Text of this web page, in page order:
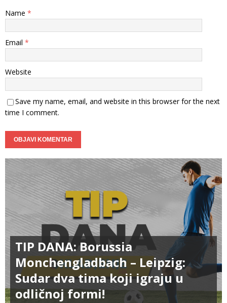
Name *
Email *
Website
Save my name, email, and website in this browser for the next
time I comment.
TIP DANA: Borussia
Monchengladbach – Leipzig:
Sudar dva tima koji igraju u
odličnoj formi!